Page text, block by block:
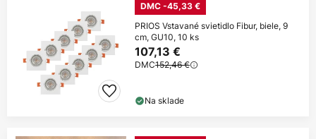
DMC -45,33 €
PRIOS Vstavané svietidlo Fibur, biele, 9
cm, GU10, 10 ks
107,13 €
DMC152,46 €
Na sklade